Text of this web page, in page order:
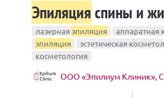
Эпиляцияспины и
лазерная эпиляция
аппаратная
эпиляция
эстетическая
косметология
ООО «Эпилиум Клиник»,